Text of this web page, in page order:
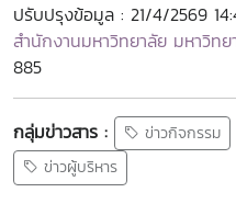
ปรับปรุงข้อมูล : 21/4/2569
สำนักงานมหาวิทยาลัย มหาวิทย
885
กลุ่มข่าวสาร : ข่าวกิจกรรม
ข่าวผู้บริหาร